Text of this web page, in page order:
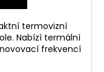
termovizní
Nabízí termální
frekvencí